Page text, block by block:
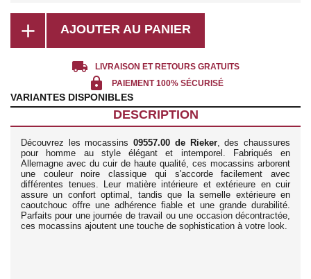
add AJOUTER AU PANIER
local_shipping LIVRAISON ET RETOURS GRATUITS
lock PAIEMENT 100% SÉCURISÉ
VARIANTES DISPONIBLES
DESCRIPTION
Découvrez les mocassins09557.00 de Rieker, des chaussures
pour homme au style élégant et intemporel. Fabriqués en
Allemagne avec du cuir de haute qualité, ces mocassins arborent
une couleur noire classique qui s'accorde facilement avec
différentes tenues. Leur matière intérieure et extérieure en cuir
assure un confort optimal, tandis que la semelle extérieure en
caoutchouc offre une adhérence fiable et une grande durabilité.
Parfaits pour une journée de travail ou une occasion décontractée,
ces mocassins ajoutent une touche de sophistication à votre look.